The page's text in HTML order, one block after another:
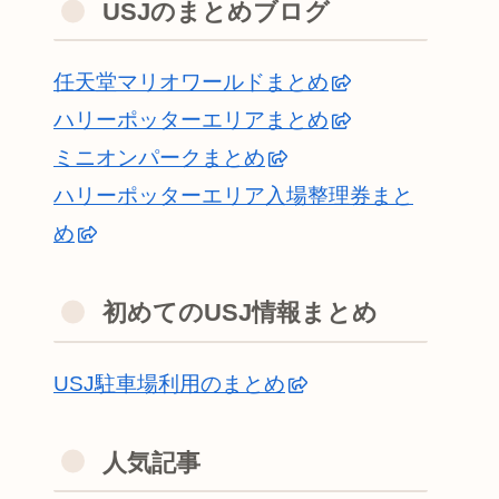
USJのまとめブログ
任天堂マリオワールドまとめ
ハリーポッターエリアまとめ
ミニオンパークまとめ
ハリーポッターエリア入場整理券まと
め
初めてのUSJ情報まとめ
USJ駐車場利用のまとめ
人気記事